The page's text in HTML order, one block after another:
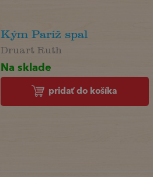
Kým Paríž spal
Druart Ruth
Na sklade
pridať do košíka